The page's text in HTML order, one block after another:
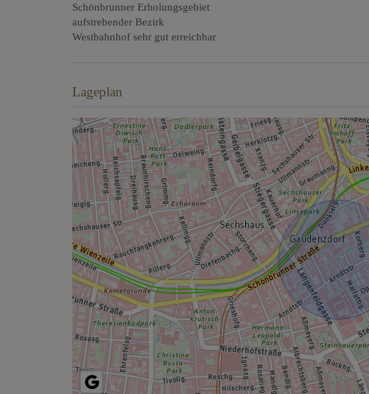
Schönbrunner Erholungsgebiet
aufstrebender Bezirk
Westbahnhof sehr gut erreichbar
Lageplan